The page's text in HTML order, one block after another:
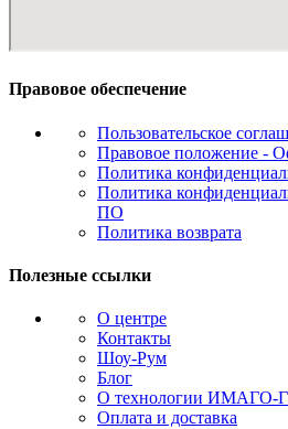
Правовое обеспечение
Пользовательское
Правовое положение -
Политика
Политика
ПО
Политика возврата
Полезные ссылки
О центре
Контакты
Шоу-Рум
Блог
О технологии ИМАГО-
Оплата и доставка